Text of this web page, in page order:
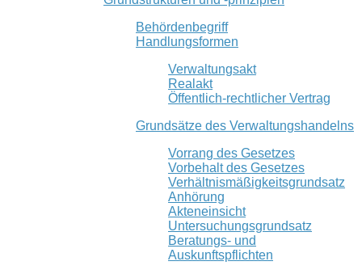
Behördenbegriff
Handlungsformen
Verwaltungsakt
Realakt
Öffentlich-rechtlicher Vertrag
Grundsätze des Verwaltungshandelns
Vorrang des Gesetzes
Vorbehalt des Gesetzes
Verhältnismäßigkeitsgrundsatz
Anhörung
Akteneinsicht
Untersuchungsgrundsatz
Beratungs- und
Auskunftspflichten